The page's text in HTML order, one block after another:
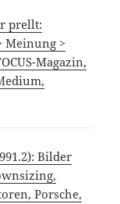
prellt:
Meinung >
Magazin,
Bilder
Porsche,